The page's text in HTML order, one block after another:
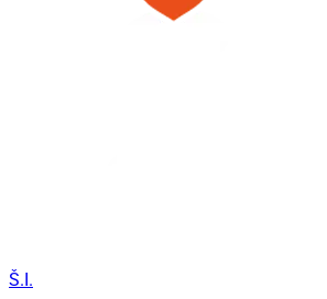
Š.I.